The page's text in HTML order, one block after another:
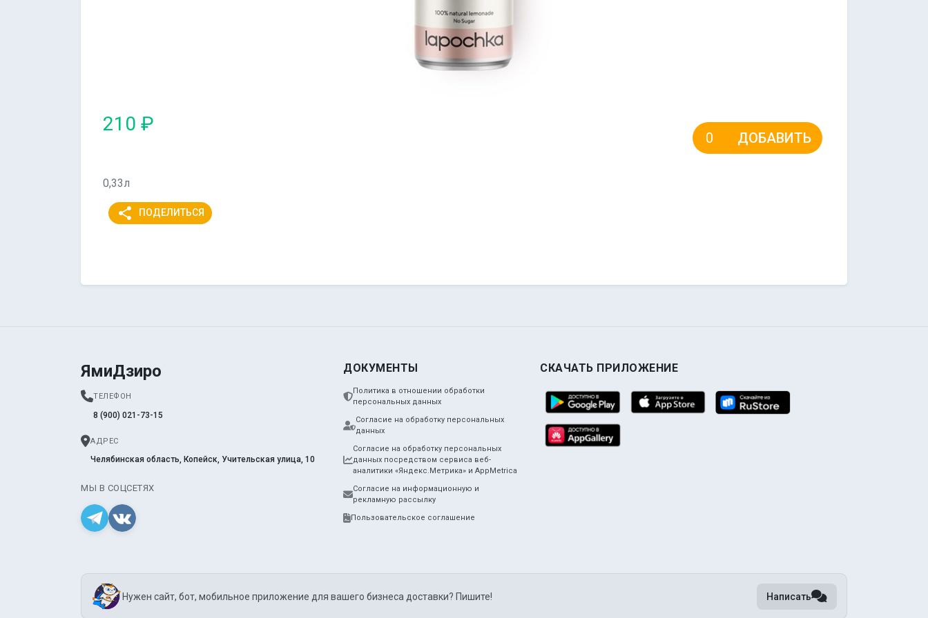
210 ₽
ДОБАВИТЬ
0,33л
share ПОДЕЛИТЬСЯ
ЯмиДзиро
ТЕЛЕФОН
8 (900) 021-73-15
АДРЕС
Челябинская область, Копейск, Учительская улица, 10
МЫ В СОЦСЕТЯХ
ДОКУМЕНТЫ
Политика в отношении обработки
персональных данных
Согласие на обработку персональных
данных
Согласие на обработку персональных
данных посредством сервиса веб-
аналитики «Яндекс.Метрика» и AppMetrica
Согласие на информационную и
рекламную рассылку
Пользовательское соглашение
СКАЧАТЬ ПРИЛОЖЕНИЕ
Нужен сайт, бот, мобильное приложение для вашего бизнеса доставки? Пишите! Написать